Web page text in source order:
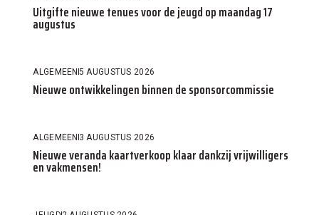
Uitgifte nieuwe tenues voor de jeugd op maandag 17
augustus
ALGEMEEN 5 AUGUSTUS 2026
Nieuwe ontwikkelingen binnen de sponsorcommissie
ALGEMEEN 3 AUGUSTUS 2026
Nieuwe veranda kaartverkoop klaar dankzij vrijwilligers
en vakmensen!